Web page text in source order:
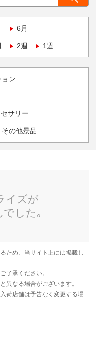
6月
2週 1週
ョン
サリー
その他景品